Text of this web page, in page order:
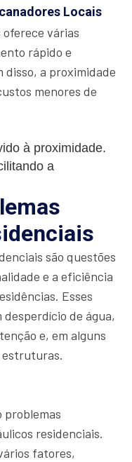
Locais
várias
rápido e
disso, a proximidade
menores de
à proximidade.
a
são questões
e a eficiência
Esses
de água,
e, em alguns
estruturas.
problemas
residenciais.
fatores,